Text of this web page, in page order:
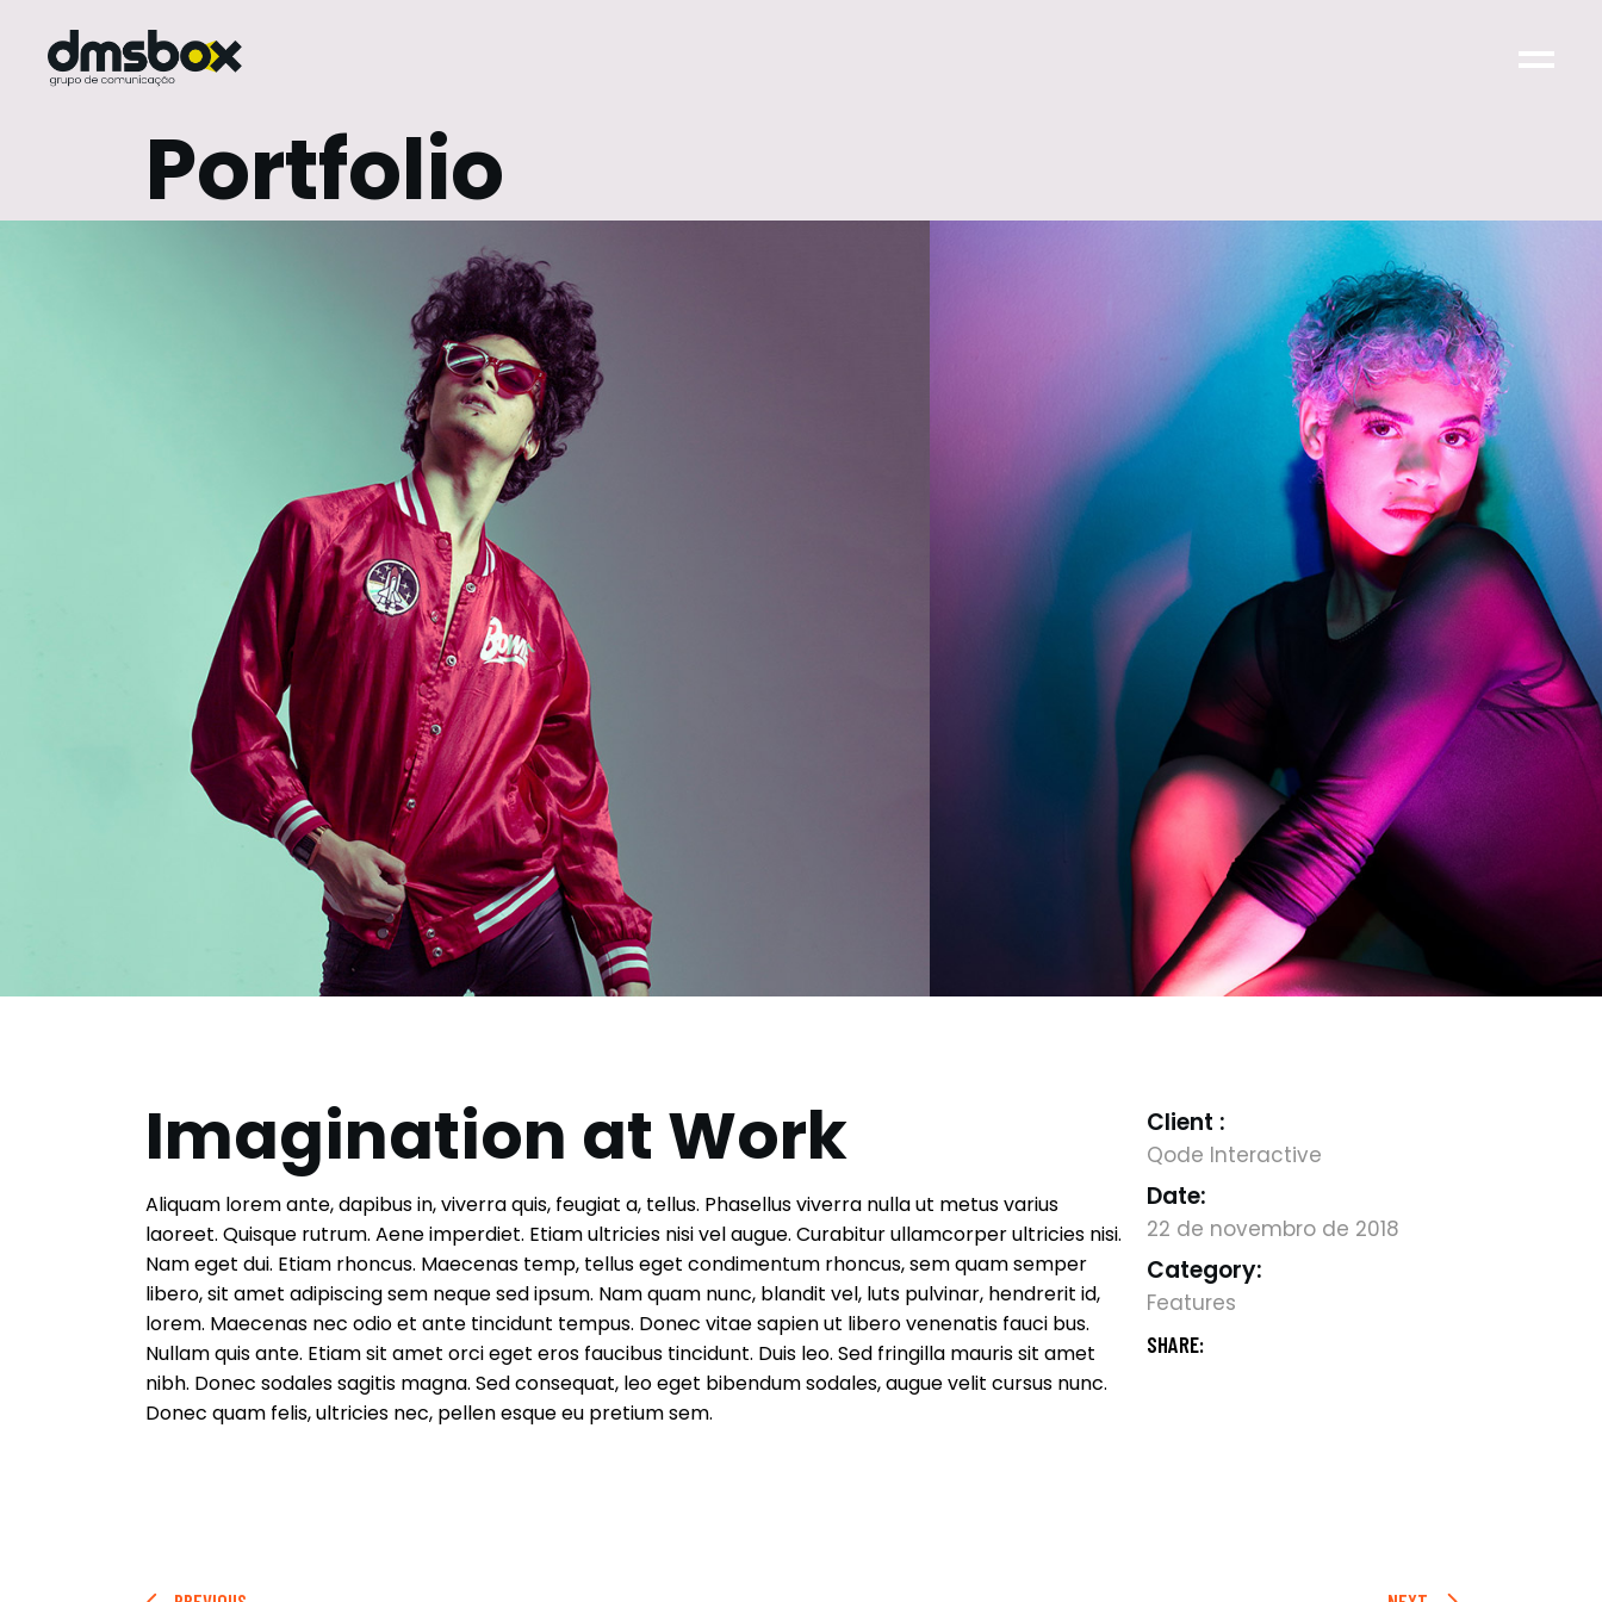
Portfolio
Imagination at Work
Aliquam lorem ante, dapibus in, viverra quis, feugiat a, tellus. Phasellus viverra nulla ut metus varius
laoreet. Quisque rutrum. Aene imperdiet. Etiam ultricies nisi vel augue. Curabitur ullamcorper ultricies nisi.
Nam eget dui. Etiam rhoncus. Maecenas temp, tellus eget condimentum rhoncus, sem quam semper
libero, sit amet adipiscing sem neque sed ipsum. Nam quam nunc, blandit vel, luts pulvinar, hendrerit id,
lorem. Maecenas nec odio et ante tincidunt tempus. Donec vitae sapien ut libero venenatis fauci bus.
Nullam quis ante. Etiam sit amet orci eget eros faucibus tincidunt. Duis leo. Sed fringilla mauris sit amet
nibh. Donec sodales sagitis magna. Sed consequat, leo eget bibendum sodales, augue velit cursus nunc.
Donec quam felis, ultricies nec, pellen esque eu pretium sem.
Client :
Qode Interactive
Date:
22 de novembro de 2018
Category:
Features
SHARE: